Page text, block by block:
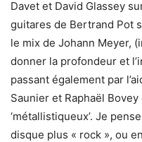
Davet et David Glassey
guitares de Bertrand Pot
le mix de Johann Meyer,
donner la profondeur et
passant également par
Saunier et Raphaël
‘métallistiqueux’. Je
disque plus « rock », ou